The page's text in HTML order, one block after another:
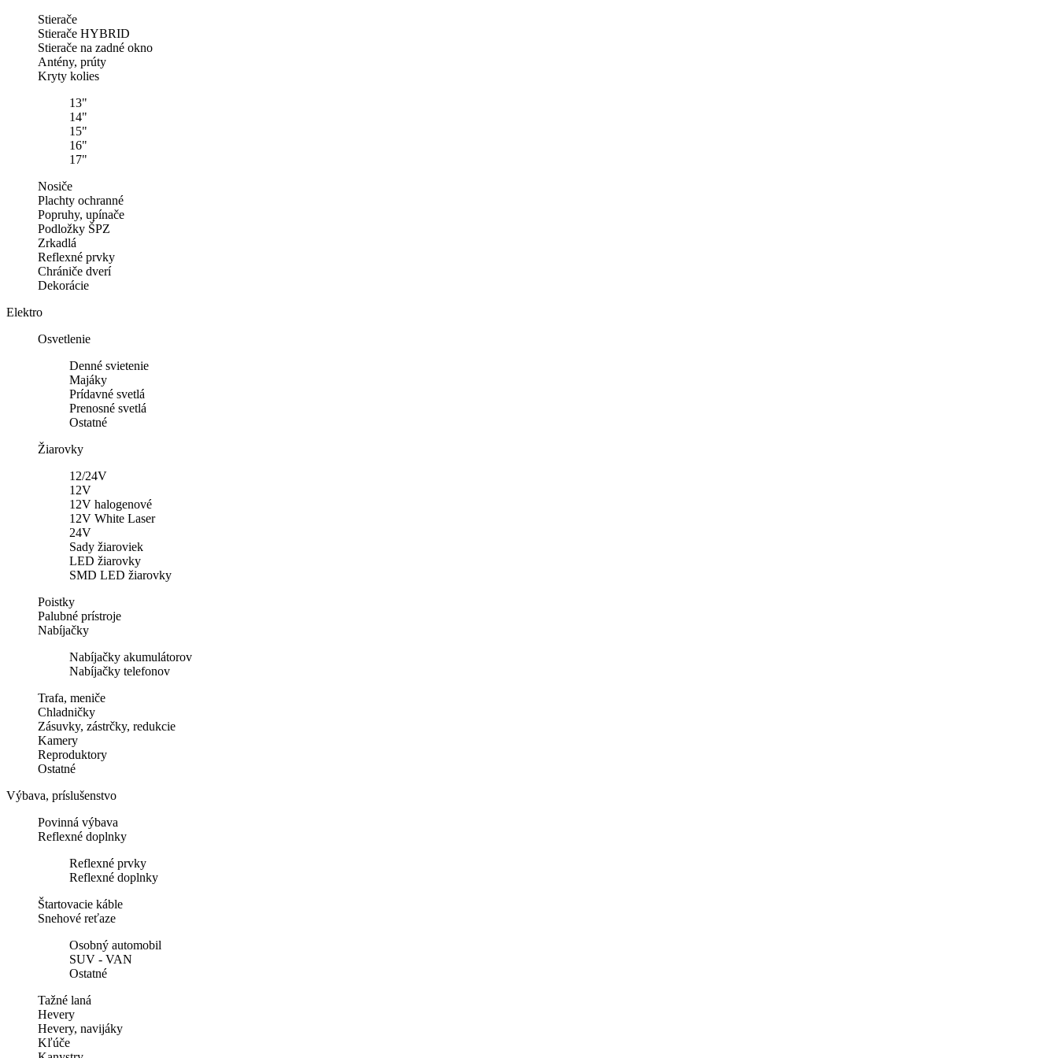
Stierače
Stierače HYBRID
Stierače na zadné okno
Antény, prúty
Kryty kolies
13"
14"
15"
16"
17"
Nosiče
Plachty ochranné
Popruhy, upínače
Podložky ŠPZ
Zrkadlá
Reflexné prvky
Chrániče dverí
Dekorácie
Elektro
Osvetlenie
Denné svietenie
Majáky
Prídavné svetlá
Prenosné svetlá
Ostatné
Žiarovky
12/24V
12V
12V halogenové
12V White Laser
24V
Sady žiaroviek
LED žiarovky
SMD LED žiarovky
Poistky
Palubné prístroje
Nabíjačky
Nabíjačky akumulátorov
Nabíjačky telefonov
Trafa, meniče
Chladničky
Zásuvky, zástrčky, redukcie
Kamery
Reproduktory
Ostatné
Výbava, príslušenstvo
Povinná výbava
Reflexné doplnky
Reflexné prvky
Reflexné doplnky
Štartovacie káble
Snehové reťaze
Osobný automobil
SUV - VAN
Ostatné
Tažné laná
Hevery
Hevery, navijáky
Kľúče